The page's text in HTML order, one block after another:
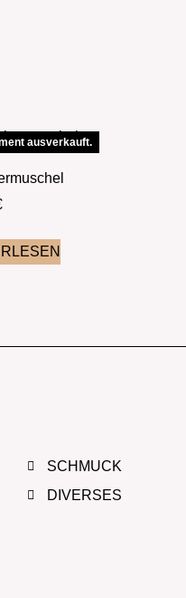
ausverkauft.
SCHMUCK
DIVERSES